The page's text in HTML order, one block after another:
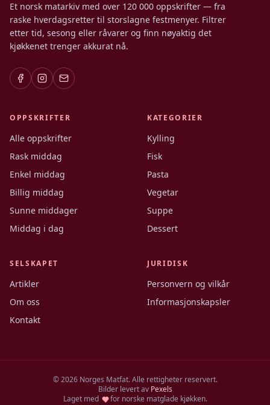
Et norsk matarkiv med over 120 000 oppskrifter — fra
raske hverdagsretter til storslagne festmenyer. Filtrer
etter tid, sesong eller råvarer og finn nøyaktig det
kjøkkenet trenger akkurat nå.
OPPSKRIFTER
Alle oppskrifter
Rask middag
Enkel middag
Billig middag
Sunne middager
Middag i dag
KATEGORIER
Kylling
Fisk
Pasta
Vegetar
Suppe
Dessert
SELSKAPET
Artikler
Om oss
Kontakt
JURIDISK
Personvern og vilkår
Informasjonskapsler
©2026Norges Matfat. Alle rettigheter reservert.
Bilder levert av Pexels
Laget med
for norske matglade kjøkken.